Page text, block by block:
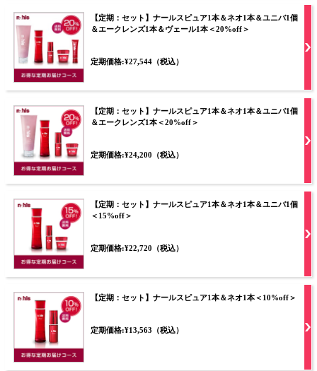
【定期：セット】ナールスピュア1本＆ネオ1本＆ユニバ1個
＆エークレンズ1本＆ヴェール1本＜20%off＞
定期価格:¥27,544（税込）
【定期：セット】ナールスピュア1本＆ネオ1本＆ユニバ1個
＆エークレンズ1本＜20%off＞
定期価格:¥24,200（税込）
【定期：セット】ナールスピュア1本＆ネオ1本＆ユニバ1個
＜15%off＞
定期価格:¥22,720（税込）
【定期：セット】ナールスピュア1本＆ネオ1本＜10%off＞
定期価格:¥13,563（税込）